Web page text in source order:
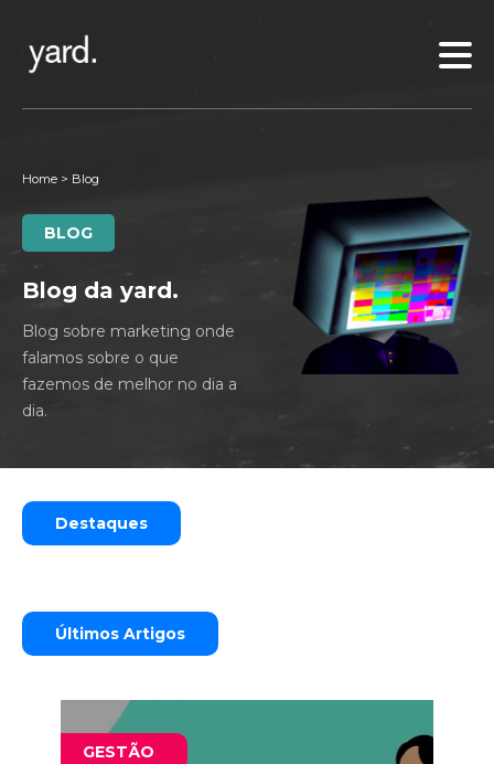
Home > Blog
BLOG
Blog da yard.
Blog sobre marketing onde
falamos sobre o que
fazemos de melhor no dia a
dia.
Destaques
Últimos Artigos
GESTÃO